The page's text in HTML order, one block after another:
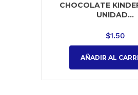
CHOCOLATE
UNIDAD...
$1.50
AÑADIR AL